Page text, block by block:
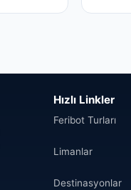
Hızlı Linkler
Feribot Turları
Limanlar
Destinasyonlar